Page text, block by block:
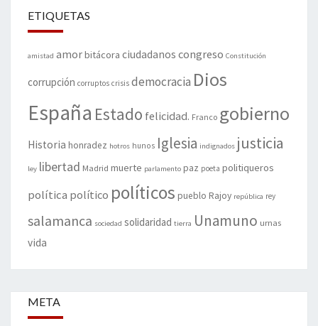
ETIQUETAS
amistad amorbitácora ciudadanos congreso Constitución
corrupción corruptos crisis democracia Dios
España Estado felicidad. Franco gobierno
Historia honradez hotros hunos Iglesia indignados justicia
ley libertad Madrid muerte parlamento paz poeta politiqueros
política político políticos pueblo Rajoy república rey
salamanca sociedad solidaridad tierra Unamuno urnas
vida
META